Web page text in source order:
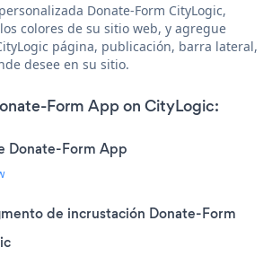
Donate-Form CityLogic,
colores de su sitio web, y agregue
página, publicación, barra lateral,
desee en su sitio.
Form App on CityLogic:
Donate-Form App
de incrustación Donate-Form